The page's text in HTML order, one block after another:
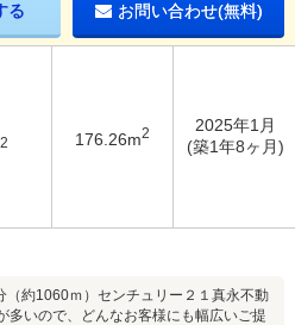
る お問い合わせ(無料)
2 176.26m2
2025年1月
(築1年8ヶ月)
約1060ｍ）センチュリー２１真永不動
いので、どんなお客様にも幅広いご提